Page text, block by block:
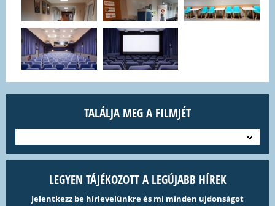
TALÁLJA MEG A FILMJÉT
LEGYEN TÁJÉKOZOTT A LEGÚJABB HÍREK
Jelentkezz be hírlevelünkre és mi minden ujdonságot